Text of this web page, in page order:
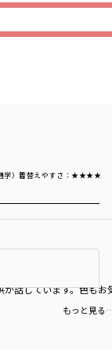
学）着替えやすさ ：★★★★
話しています。色もお
もっと見る